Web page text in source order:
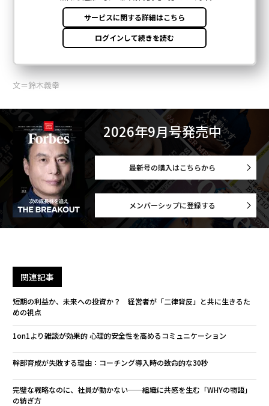
文＝鈴木義幸
2026年9月号発売中
最新号の購入はこちらから
メンバーシップに登録する
関連記事
短期の利益か、未来への投資か？ 経営者が「二律背反」と共に生きるた
めの視点
1on1より雑談が効果的 心理的安全性を高めるコミュニケーション
幹部育成が失敗する理由：コーチング導入時の致命的な30秒
完璧な戦略なのに、社員が動かない──組織に共感を生む「WHYの物語」
の紡ぎ方